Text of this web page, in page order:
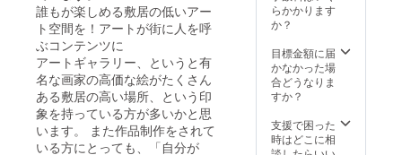
誰もが楽しめる敷居の低いアー
ト空間を！アートが街に人を呼
ぶコンテンツに
アートギャラリー、というと有
名な画家の高価な絵がたくさん
ある敷居の高い場所、という印
象を持っている方が多いかと思
います。 また作品制作をされて
いる方にとっても、「自分が
家さん
が在廊
くても
大丈夫
です。
らかかります
か？
目標金額に届
かなかった場
合どうなりま
すか？
支援で困った
時はどこに相